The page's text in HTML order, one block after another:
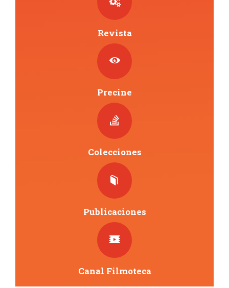
Revista
Precine
Colecciones
Publicaciones
Canal Filmoteca